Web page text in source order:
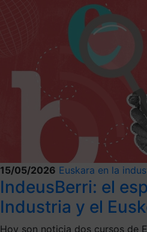
15/05/2026 Euskara en la
IndeusBerri: el
Industria y el
Hoy son noticia dos cursos de